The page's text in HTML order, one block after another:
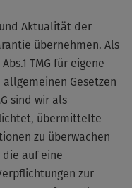
Aktualität der
übernehmen. Als
TMG für eigene
Gesetzen
sind wir als
übermittelte
zu überwachen
auf eine
zur